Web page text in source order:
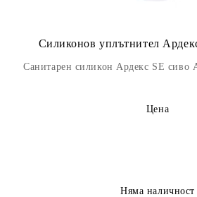
Силиконов уплътнител
Санитарен силикон Ардекс SE сиво
Цена
Няма наличност